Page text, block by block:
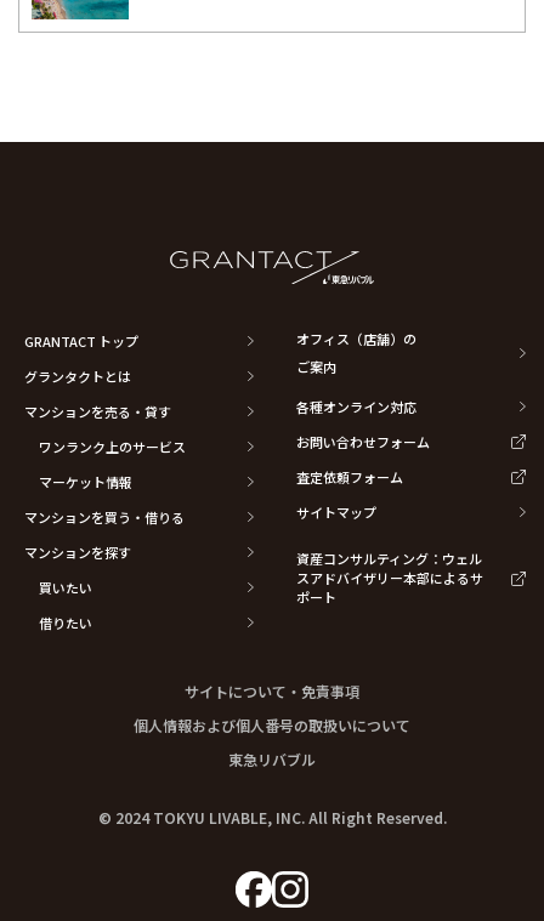
GRANTACT トップ
グランタクトとは
マンションを売る・貸す
ワンランク上のサービス
マーケット情報
マンションを買う・借りる
マンションを探す
買いたい
借りたい
オフィス（店舗）の
ご案内
各種オンライン対応
お問い合わせフォーム
査定依頼フォーム
サイトマップ
資産コンサルティング：ウェル
スアドバイザリー本部によるサ
ポート
サイトについて・免責事項
個人情報および個人番号の取扱いについて
東急リバブル
© 2024 TOKYU LIVABLE, INC. All Right Reserved.